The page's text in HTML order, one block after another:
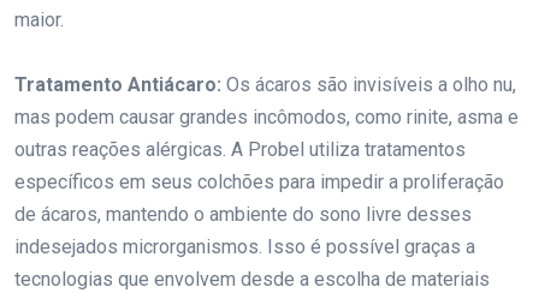
maior.
Tratamento Antiácaro: Os ácaros são invisíveis a olho nu,
mas podem causar grandes incômodos, como rinite, asma e
outras reações alérgicas. A Probel utiliza tratamentos
específicos em seus colchões para impedir a proliferação
de ácaros, mantendo o ambiente do sono livre desses
indesejados microrganismos. Isso é possível graças a
tecnologias que envolvem desde a escolha de materiais